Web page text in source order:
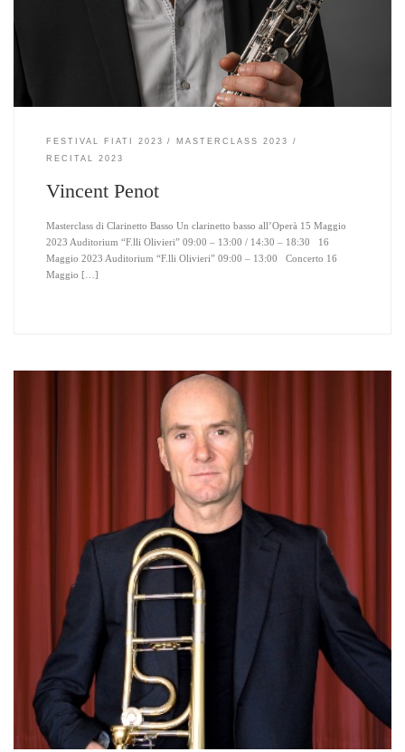
FESTIVAL FIATI 2023
MASTERCLASS 2023
RECITAL 2023
Vincent Penot
Masterclass di Clarinetto Basso Un clarinetto basso all’Operà 15 Maggio
2023 Auditorium “F.lli Olivieri” 09:00 – 13:00 / 14:30 – 18:30 16
Maggio 2023 Auditorium “F.lli Olivieri” 09:00 – 13:00 Concerto 16
Maggio […]